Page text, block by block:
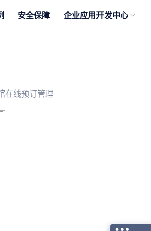
安全保障 企业应用开发中心
在线预订管理